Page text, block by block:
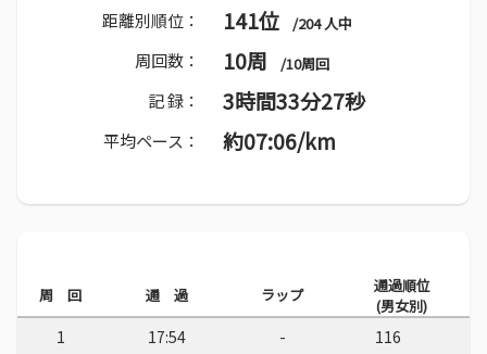
距離別順位： 141位 /204 人中
周回数： 10周 /10周回
記 録： 3時間33分27秒
平均ペース： 約07:06/km
周 回 通 過 ラップ
通過順位
(男女別)
1 17:54 -
116